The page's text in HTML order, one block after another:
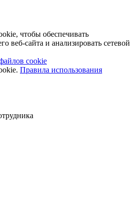
чтобы обеспечивать
веб-сайта и анализировать сетевой
cookie
Правила использования